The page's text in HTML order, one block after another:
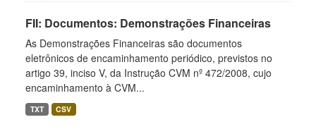
FII: Documentos: Demonstrações Financeiras
As Demonstrações Financeiras são documentos
eletrônicos de encaminhamento periódico, previstos no
artigo 39, inciso V, da Instrução CVM nº 472/2008, cujo
encaminhamento à CVM...
TXT CSV